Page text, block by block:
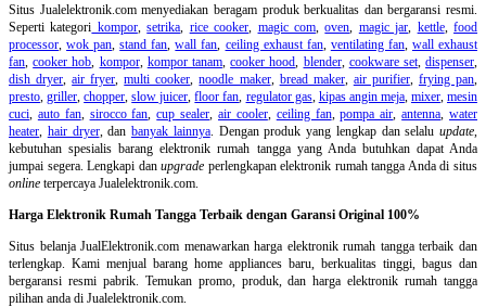
Situs Jualelektronik.com menyediakan beragam produk berkualitas dan bergaransi resmi.
Seperti kategori kompor,setrika, rice cooker, magic com,oven, magic jar, kettle,food
processor,wok pan,stand fan,wall fan, ceiling exhaust fan, ventilating fan, wall exhaust
fan,cooker hob, kompor, kompor tanam,cooker hood, blender, cookware set,dispenser,
dish dryer,air fryer,multi cooker,noodle maker, bread maker, air purifier, frying pan,
presto,griller,chopper,slow juicer,floor fan, regulator gas, kipas angin meja, mixer,mesin
cuci, auto fan, sirocco fan,cup sealer,air cooler, ceiling fan,pompa air,antenna,water
heater, hair dryer, dan banyak lainnya. Dengan produk yang lengkap dan selalu update,
kebutuhan spesialis barang elektronik rumah tangga yang Anda butuhkan dapat Anda
jumpai segera. Lengkapi danupgrade perlengkapan elektronik rumah tangga Anda di situs
online terpercaya Jualelektronik.com.
Harga Elektronik Rumah Tangga Terbaik dengan Garansi Original 100%
Situs belanjaJualElektronik.com menawarkan harga elektronik rumah tangga terbaik dan
terlengkap. Kami menjual barang home appliances baru, berkualitas tinggi, bagus dan
bergaransi resmi pabrik. Temukan promo, produk, dan harga elektronik rumah tangga
pilihan anda di Jualelektronik.com.